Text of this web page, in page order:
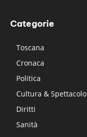
Categorie
Toscana
Cronaca
Politica
Cultura & Spettacolo
Diritti
Sanità